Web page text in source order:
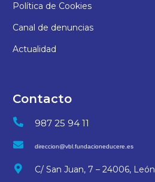
Política de Cookies
Canal de denuncias
Actualidad
Contacto
987 25 94 11
direccion@vbl.fundacioneducere.es
C/ San Juan, 7 – 24006, León